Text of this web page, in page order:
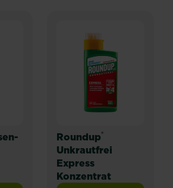
Roundup®
Unkrautfrei
Express
Konzentrat